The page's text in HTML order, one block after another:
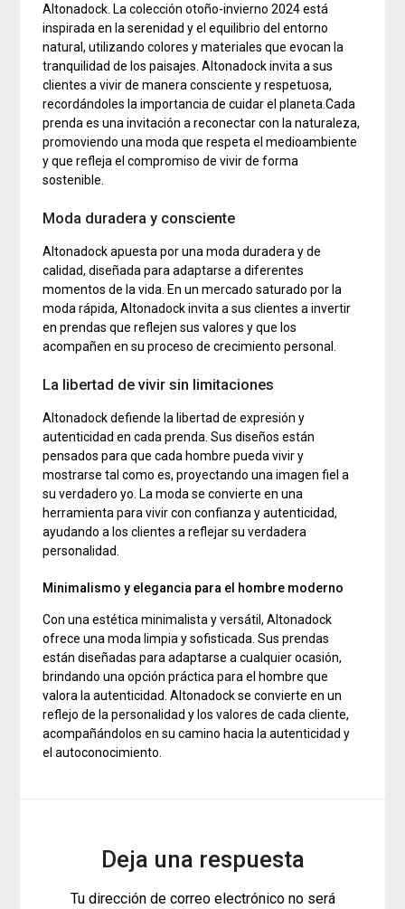
Altonadock. La colección otoño-invierno 2024 está
inspirada en la serenidad y el equilibrio del entorno
natural, utilizando colores y materiales que evocan la
tranquilidad de los paisajes. Altonadock invita a sus
clientes a vivir de manera consciente y respetuosa,
recordándoles la importancia de cuidar el planeta.Cada
prenda es una invitación a reconectar con la naturaleza,
promoviendo una moda que respeta el medioambiente
y que refleja el compromiso de vivir de forma
sostenible.
Moda duradera y consciente
Altonadock apuesta por una moda duradera y de
calidad, diseñada para adaptarse a diferentes
momentos de la vida. En un mercado saturado por la
moda rápida, Altonadock invita a sus clientes a invertir
en prendas que reflejen sus valores y que los
acompañen en su proceso de crecimiento personal.
La libertad de vivir sin limitaciones
Altonadock defiende la libertad de expresión y
autenticidad en cada prenda. Sus diseños están
pensados para que cada hombre pueda vivir y
mostrarse tal como es, proyectando una imagen fiel a
su verdadero yo. La moda se convierte en una
herramienta para vivir con confianza y autenticidad,
ayudando a los clientes a reflejar su verdadera
personalidad.
Minimalismo y elegancia para el hombre moderno
Con una estética minimalista y versátil, Altonadock
ofrece una moda limpia y sofisticada. Sus prendas
están diseñadas para adaptarse a cualquier ocasión,
brindando una opción práctica para el hombre que
valora la autenticidad. Altonadock se convierte en un
reflejo de la personalidad y los valores de cada cliente,
acompañándolos en su camino hacia la autenticidad y
el autoconocimiento.
Deja una respuesta
Tu dirección de correo electrónico no será